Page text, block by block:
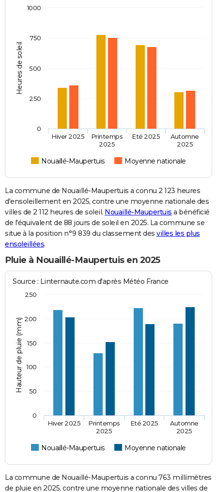
Heures de soleil
Nouaillé-Maupertuis Moyenne nationale
Hiver 2025
Printemps
2025
Eté 2025
Automne
2025
0
1000
250
500
750
La commune de Nouaillé-Maupertuis a connu 2 123 heures
d'ensoleillement en 2025, contre une moyenne nationale des
villes de 2 112 heures de soleil. Nouaillé-Maupertuis a bénéficié
de l'équivalent de 88 jours de soleil en 2025. La commune se
situe à la position n°9 839 du classement des villes les plus
ensoleillées.
Pluie à Nouaillé-Maupertuis en 2025
Hauteur de pluie (mm)
Source : Linternaute.com d'après Météo France
Nouaillé-Maupertuis Moyenne nationale
Hiver 2025
Printemps
2025
Eté 2025
Automne
2025
0
50
100
150
200
250
La commune de Nouaillé-Maupertuis a connu 763 millimètres
de pluie en 2025, contre une moyenne nationale des villes de